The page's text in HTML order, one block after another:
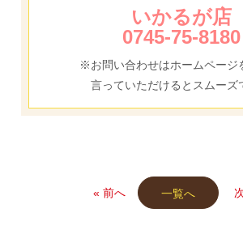
いかるが店
0745-75-8180
※お問い合わせはホームページ
言っていただけるとスムーズ
« 前へ 一覧へ